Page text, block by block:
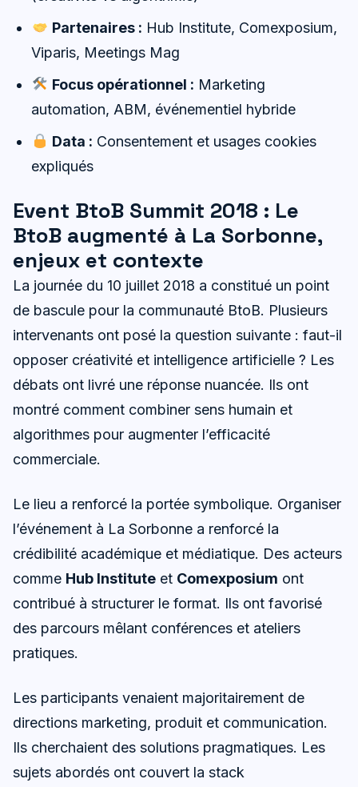
Partenaires : Hub Institute, Comexposium,
Viparis, Meetings Mag
Focus opérationnel : Marketing
automation, ABM, événementiel hybride
Data : Consentement et usages cookies
expliqués
Event BtoB Summit 2018 : Le
BtoB augmenté à La Sorbonne,
enjeux et contexte
La journée du 10 juillet 2018 a constitué un point
de bascule pour la communauté BtoB. Plusieurs
intervenants ont posé la question suivante : faut-il
opposer créativité et intelligence artificielle ? Les
débats ont livré une réponse nuancée. Ils ont
montré comment combiner sens humain et
algorithmes pour augmenter l’efficacité
commerciale.
Le lieu a renforcé la portée symbolique. Organiser
l’événement à La Sorbonne a renforcé la
crédibilité académique et médiatique. Des acteurs
comme Hub Institute et Comexposium ont
contribué à structurer le format. Ils ont favorisé
des parcours mêlant conférences et ateliers
pratiques.
Les participants venaient majoritairement de
directions marketing, produit et communication.
Ils cherchaient des solutions pragmatiques. Les
sujets abordés ont couvert la stack